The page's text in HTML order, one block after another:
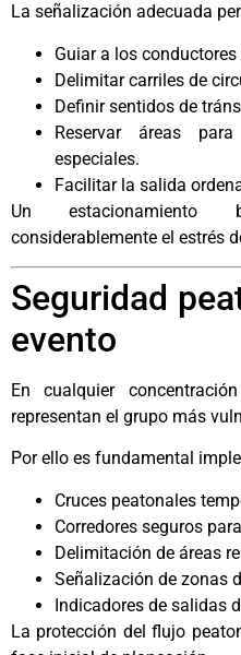
La señalización adecuada
Guiar a los
Delimitar carriles de
Definir sentidos de
Reservar áreas
especiales.
Facilitar la salida
Un estacionamiento
considerablemente el estrés
Seguridad
evento
En cualquier
representan el grupo más
Por ello es fundamental
Cruces peatonales
Corredores seguros
Delimitación de áreas
Señalización de zonas
Indicadores de salidas
La protección del flujo